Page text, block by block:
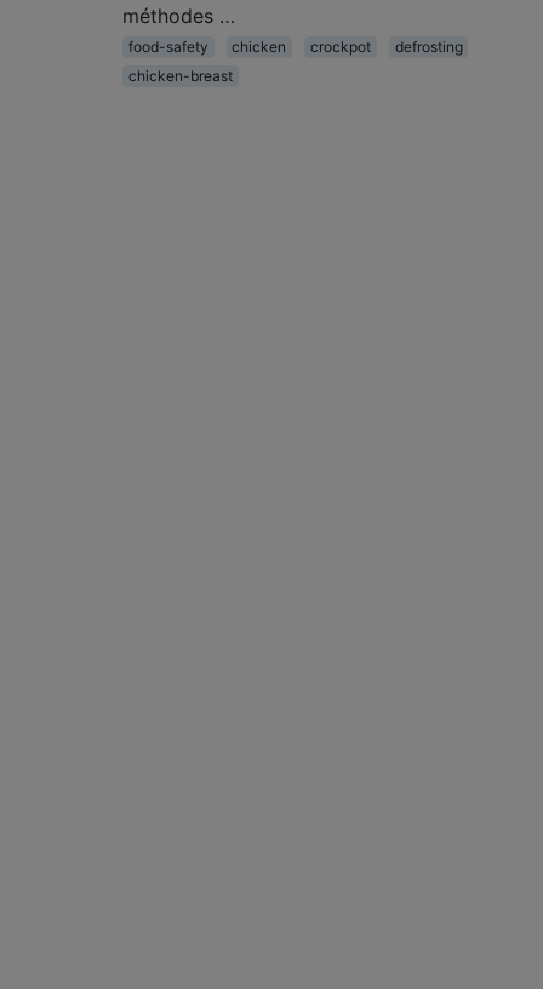
méthodes …
food-safety chicken crockpot
defrosting
chicken-breast